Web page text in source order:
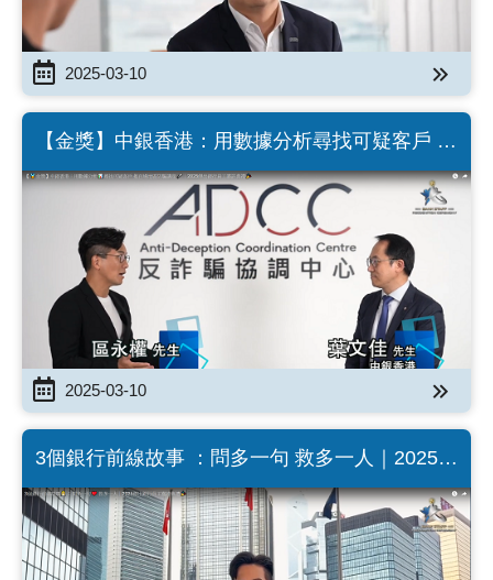
2025-03-10
【金獎】中銀香港：用數據分析尋找可疑客戶 推
百場地區防騙講座｜2025傑出銀行員工嘉許典禮
2025-03-10
3個銀行前線故事 ：問多一句 救多一人｜2025傑
出銀行員工嘉許典禮 (Chinese Version only)